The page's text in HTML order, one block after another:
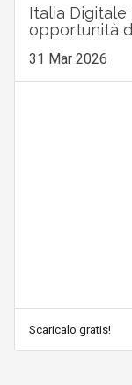
Italia Digitale
opportunità
31 Mar 2026
Scaricalo gratis!